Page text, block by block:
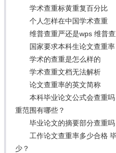
学术查重标黄重复百分比
个人怎样在中国学术查重
维普查重严还是wps 维普
国家要求本科生论文查重率
学术的查重是怎么样的
学术查重文档无法解析
论文查重率的英文简称
本科毕业论文公式会查重
重范围有哪些？
毕业论文的摘要部分查重吗
工作论文查重率多少合格
少？